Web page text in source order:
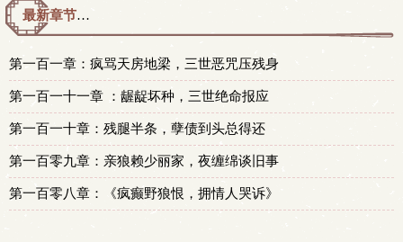
最新章节预览 更新时间：2026-06-17T15:26:00
第一百一章：疯骂天房地梁，三世恶咒压残身
第一百一十一章 ：龌龊坏种，三世绝命报应
第一百一十章：残腿半条，孽债到头总得还
第一百零九章：亲狼赖少丽家，夜缠绵谈旧事
第一百零八章：《疯癫野狼恨，拥情人哭诉》